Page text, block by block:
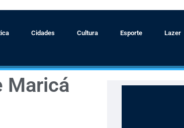
Cidades Cultura Esporte Lazer
Maricá